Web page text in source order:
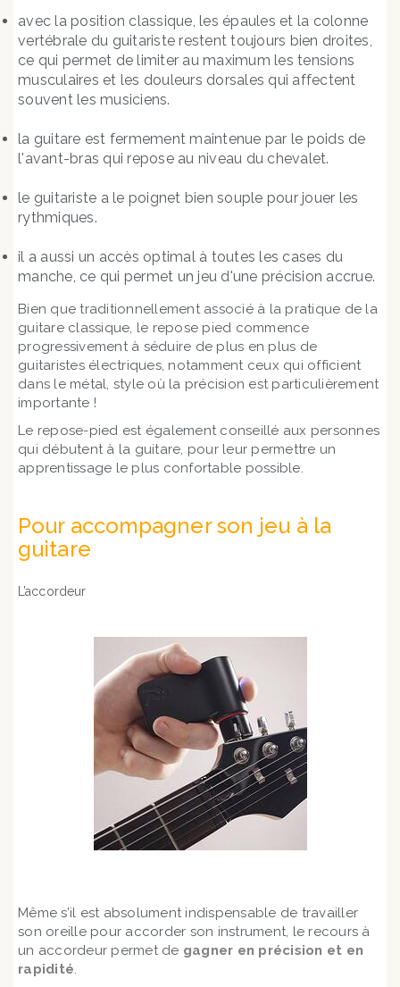
avec la position classique, les épaules et la colonne
vertébrale du guitariste restent toujours bien droites,
ce qui permet de limiter au maximum les tensions
musculaires et les douleurs dorsales qui affectent
souvent les musiciens.
la guitare est fermement maintenue par le poids de
l'avant-bras qui repose au niveau du chevalet.
le guitariste a le poignet bien souple pour jouer les
rythmiques.
il a aussi un accès optimal à toutes les cases du
manche, ce qui permet un jeu d'une précision accrue.
Bien que traditionnellement associé à la pratique de la
guitare classique, le repose pied commence
progressivement à séduire de plus en plus de
guitaristes électriques, notamment ceux qui officient
dans le métal, style où la précision est particulièrement
importante !
Le repose-pied est également conseillé aux personnes
qui débutent à la guitare, pour leur permettre un
apprentissage le plus confortable possible.
Pour accompagner son jeu à la
guitare
L’accordeur
Même s’il est absolument indispensable de travailler
son oreille pour accorder son instrument, le recours à
un accordeur permet de gagner en précision et en
rapidité.